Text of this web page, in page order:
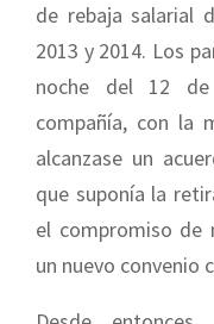
de rebaja salarial
2013 y 2014. Los
noche del 12
compañía, con la
alcanzase un
que suponía la
el compromiso de
un nuevo convenio